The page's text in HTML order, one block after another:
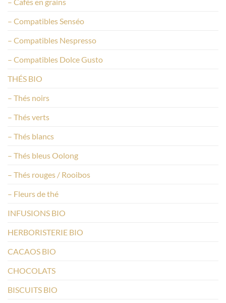
– Compatibles Senséo
– Compatibles Nespresso
– Compatibles Dolce Gusto
THÉS BIO
– Thés noirs
– Thés verts
– Thés blancs
– Thés bleus Oolong
– Thés rouges / Rooibos
– Fleurs de thé
INFUSIONS BIO
HERBORISTERIE BIO
CACAOS BIO
CHOCOLATS
BISCUITS BIO